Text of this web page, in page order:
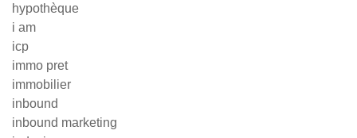
hypothèque
i am
icp
immo pret
immobilier
inbound
inbound marketing